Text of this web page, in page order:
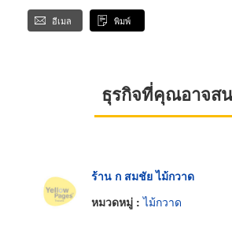
อีเมล พิมพ์
ธุรกิจที่คุณอาจส
ร้าน ก สมชัย ไม้กวาด
หมวดหมู่ :ไม้กวาด